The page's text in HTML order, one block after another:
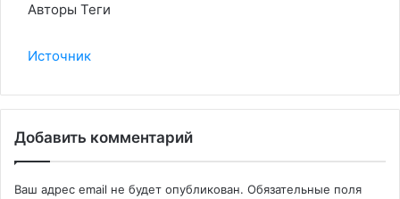
Авторы Теги
Источник
Добавить комментарий
Ваш адрес email не будет опубликован. Обязательные поля